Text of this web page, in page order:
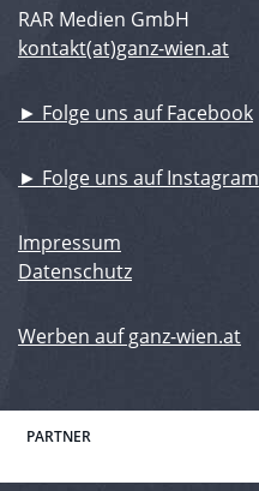
RAR Medien GmbH
kontakt(at)ganz-wien.at
► Folge uns auf Facebook
► Folge uns auf Instagram
Impressum
Datenschutz
Werben auf ganz-wien.at
PARTNER